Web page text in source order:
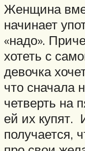
Женщина
начинает
«надо».
хотеть с
девочка
что сначала
четверть на
ей их купят.
получается,